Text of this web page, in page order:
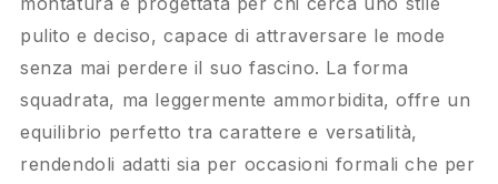
pulito e deciso, capace di attraversare le mode
senza mai perdere il suo fascino. La forma
squadrata, ma leggermente ammorbidita, offre un
equilibrio perfetto tra carattere e versatilità,
rendendoli adatti sia per occasioni formali che per